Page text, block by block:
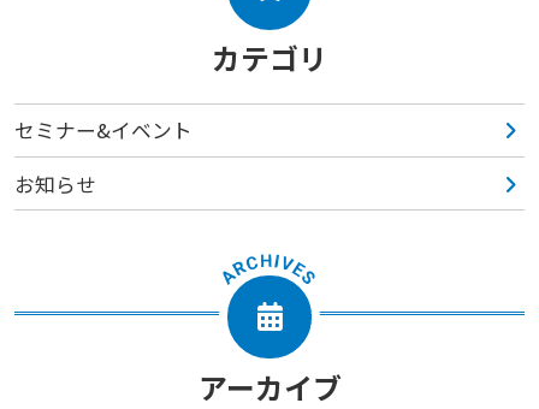
カテゴリ
セミナー&イベント
お知らせ
アーカイブ